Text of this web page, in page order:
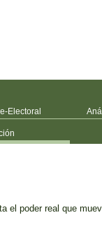
Electoral
el poder real que